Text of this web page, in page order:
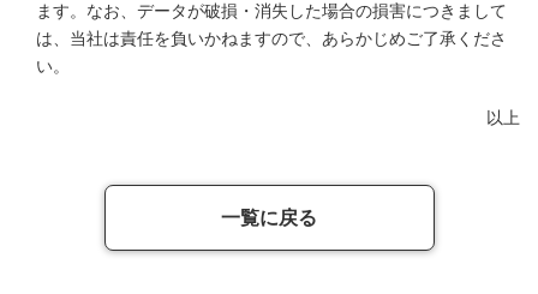
ます。なお、データが破損・消失した場合の損害につきまして
は、当社は責任を負いかねますので、あらかじめご了承くださ
い。
以上
一覧に戻る